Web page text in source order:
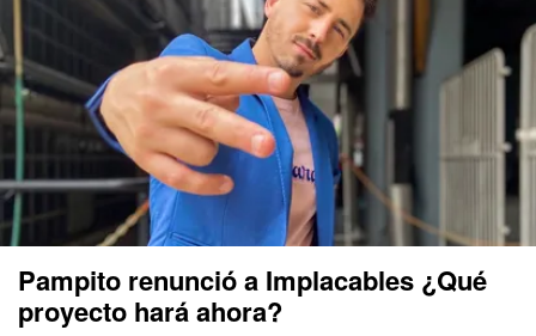
Pampito renunció a Implacables ¿Qué
proyecto hará ahora?